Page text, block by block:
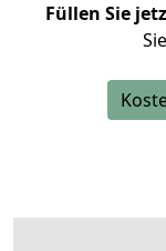
Füllen Sie